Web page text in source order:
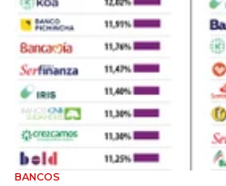
BANCOS